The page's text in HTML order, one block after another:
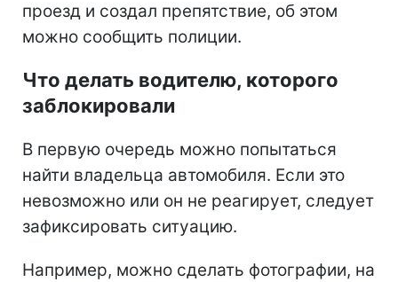
проезд и создал препятствие, об этом
можно сообщить полиции.
Что делать водителю, которого
заблокировали
В первую очередь можно попытаться
найти владельца автомобиля. Если это
невозможно или он не реагирует, следует
зафиксировать ситуацию.
Например, можно сделать фотографии, на